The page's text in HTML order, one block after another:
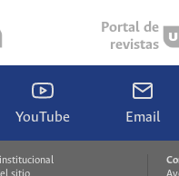
Portal de
revistas
YouTube Email